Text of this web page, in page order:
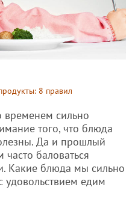
8 правил
временем сильно
того, что блюда
Да и прошлый
баловаться
Какие блюда мы сильно
удовольствием едим